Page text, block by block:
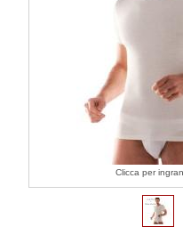
Clicca per